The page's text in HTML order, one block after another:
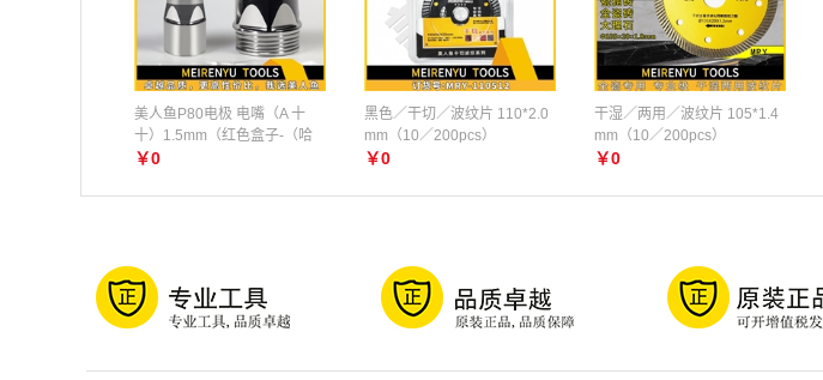
美人鱼P80电极 电嘴（A 十
十）1.5mm（红色盒子-（哈
丝）
￥0
黑色／干切／波纹片 110*2.0
mm（10／200pcs）
￥0
干湿／两用／波纹片 105*1.4
mm（10／200pcs）
￥0